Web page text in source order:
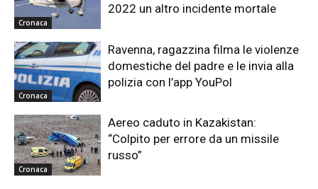
Cronaca
2022 un altro incidente mortale
Cronaca
Ravenna, ragazzina filma le violenze
domestiche del padre e le invia alla
polizia con l’app YouPol
Cronaca
Aereo caduto in Kazakistan:
“Colpito per errore da un missile
russo”